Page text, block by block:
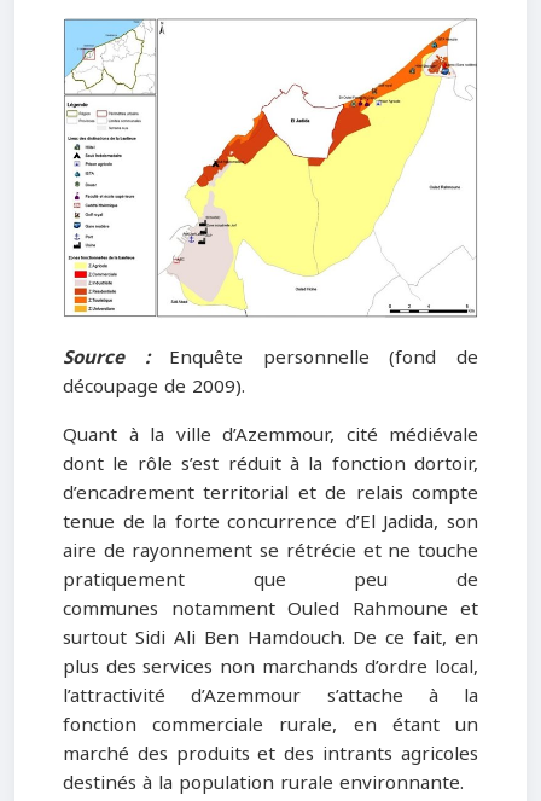
Source :Enquête personnelle (fond de
découpage de 2009).
Quant à la ville d’Azemmour, cité médiévale
dont le rôle s’est réduit à la fonction dortoir,
d’encadrement territorial et de relais compte
tenue de la forte concurrence d’El Jadida, son
aire de rayonnement se rétrécie et ne touche
pratiquement que peu de
communes notamment Ouled Rahmoune et
surtout Sidi Ali Ben Hamdouch. De ce fait, en
plus des services non marchands d’ordre local,
l’attractivité d’Azemmour s’attache à la
fonction commerciale rurale, en étant un
marché des produits et des intrants agricoles
destinés à la population rurale environnante.